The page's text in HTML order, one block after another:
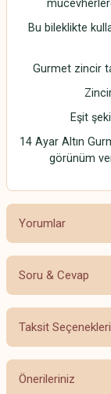
Bu bileklikte
Gurmet zincir
Eşit
14 Ayar Altın
görünüm
Yorumlar
Soru & Cevap
Ürün
Taksit Seçenekleri
Önerileriniz